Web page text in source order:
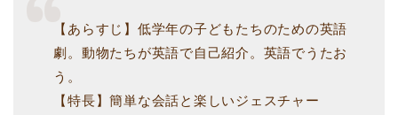
【あらすじ】低学年の子どもたちのための英語
劇。動物たちが英語で自己紹介。英語でうたお
う。
【特長】簡単な会話と楽しいジェスチャー